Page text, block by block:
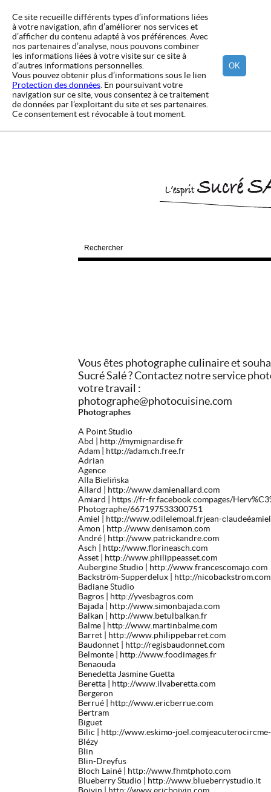
Ce site recueille différents types d’informations liées
à votre navigation, afin d’améliorer nos services et
d’afficher du contenu adapté à vos préférences. Avec
nos partenaires d’analyse, nous pouvons combiner
les informations liées à votre visite sur ce site à
d’autres informations personnelles.
Vous pouvez obtenir plus d’informations sous le lien
Protection des données . En poursuivant votre
navigation sur ce site, vous consentez à ce traitement
de données par l’exploitant du site et ses partenaires.
Ce consentement est révocable à tout moment.
OK
Vous êtes photographe culinaire et
Sucré Salé ? Contactez notre service
votre travail :
photographe@photocuisine.com
Photographes
A Point Studio
Abd | http://mymignardise.fr
Adam | http://adam.ch.free.fr
Adrian
Agence
Alla Bielińska
Allard | http://www.damienallard.com
Amiard | https://fr-fr.facebook.compages/
Photographe/667197533300751
Amiel | http://www.odilelemoal.frjean-
Amon | http://www.denisamon.com
André | http://www.patrickandre.com
Asch | http://www.florineasch.com
Asset | http://www.philippeasset.com
Aubergine Studio | http://www.francescomajo.com
Backström-Supperdelux | http://nicobackstrom.com
Badiane Studio
Bagros | http://yvesbagros.com
Bajada | http://www.simonbajada.com
Balkan | http://www.betulbalkan.fr
Balme | http://www.martinbalme.com
Barret | http://www.philippebarret.com
Baudonnet | http://regisbaudonnet.com
Belmonte | http://www.foodimages.fr
Benaouda
Benedetta Jasmine Guetta
Beretta | http://www.ilvaberetta.com
Bergeron
Berrué | http://www.ericberrue.com
Bertram
Biguet
Bilic | http://www.eskimo-
Blézy
Blin
Blin-Dreyfus
Bloch Lainé | http://www.fhmtphoto.com
Blueberry Studio | http://www.blueberrystudio.it